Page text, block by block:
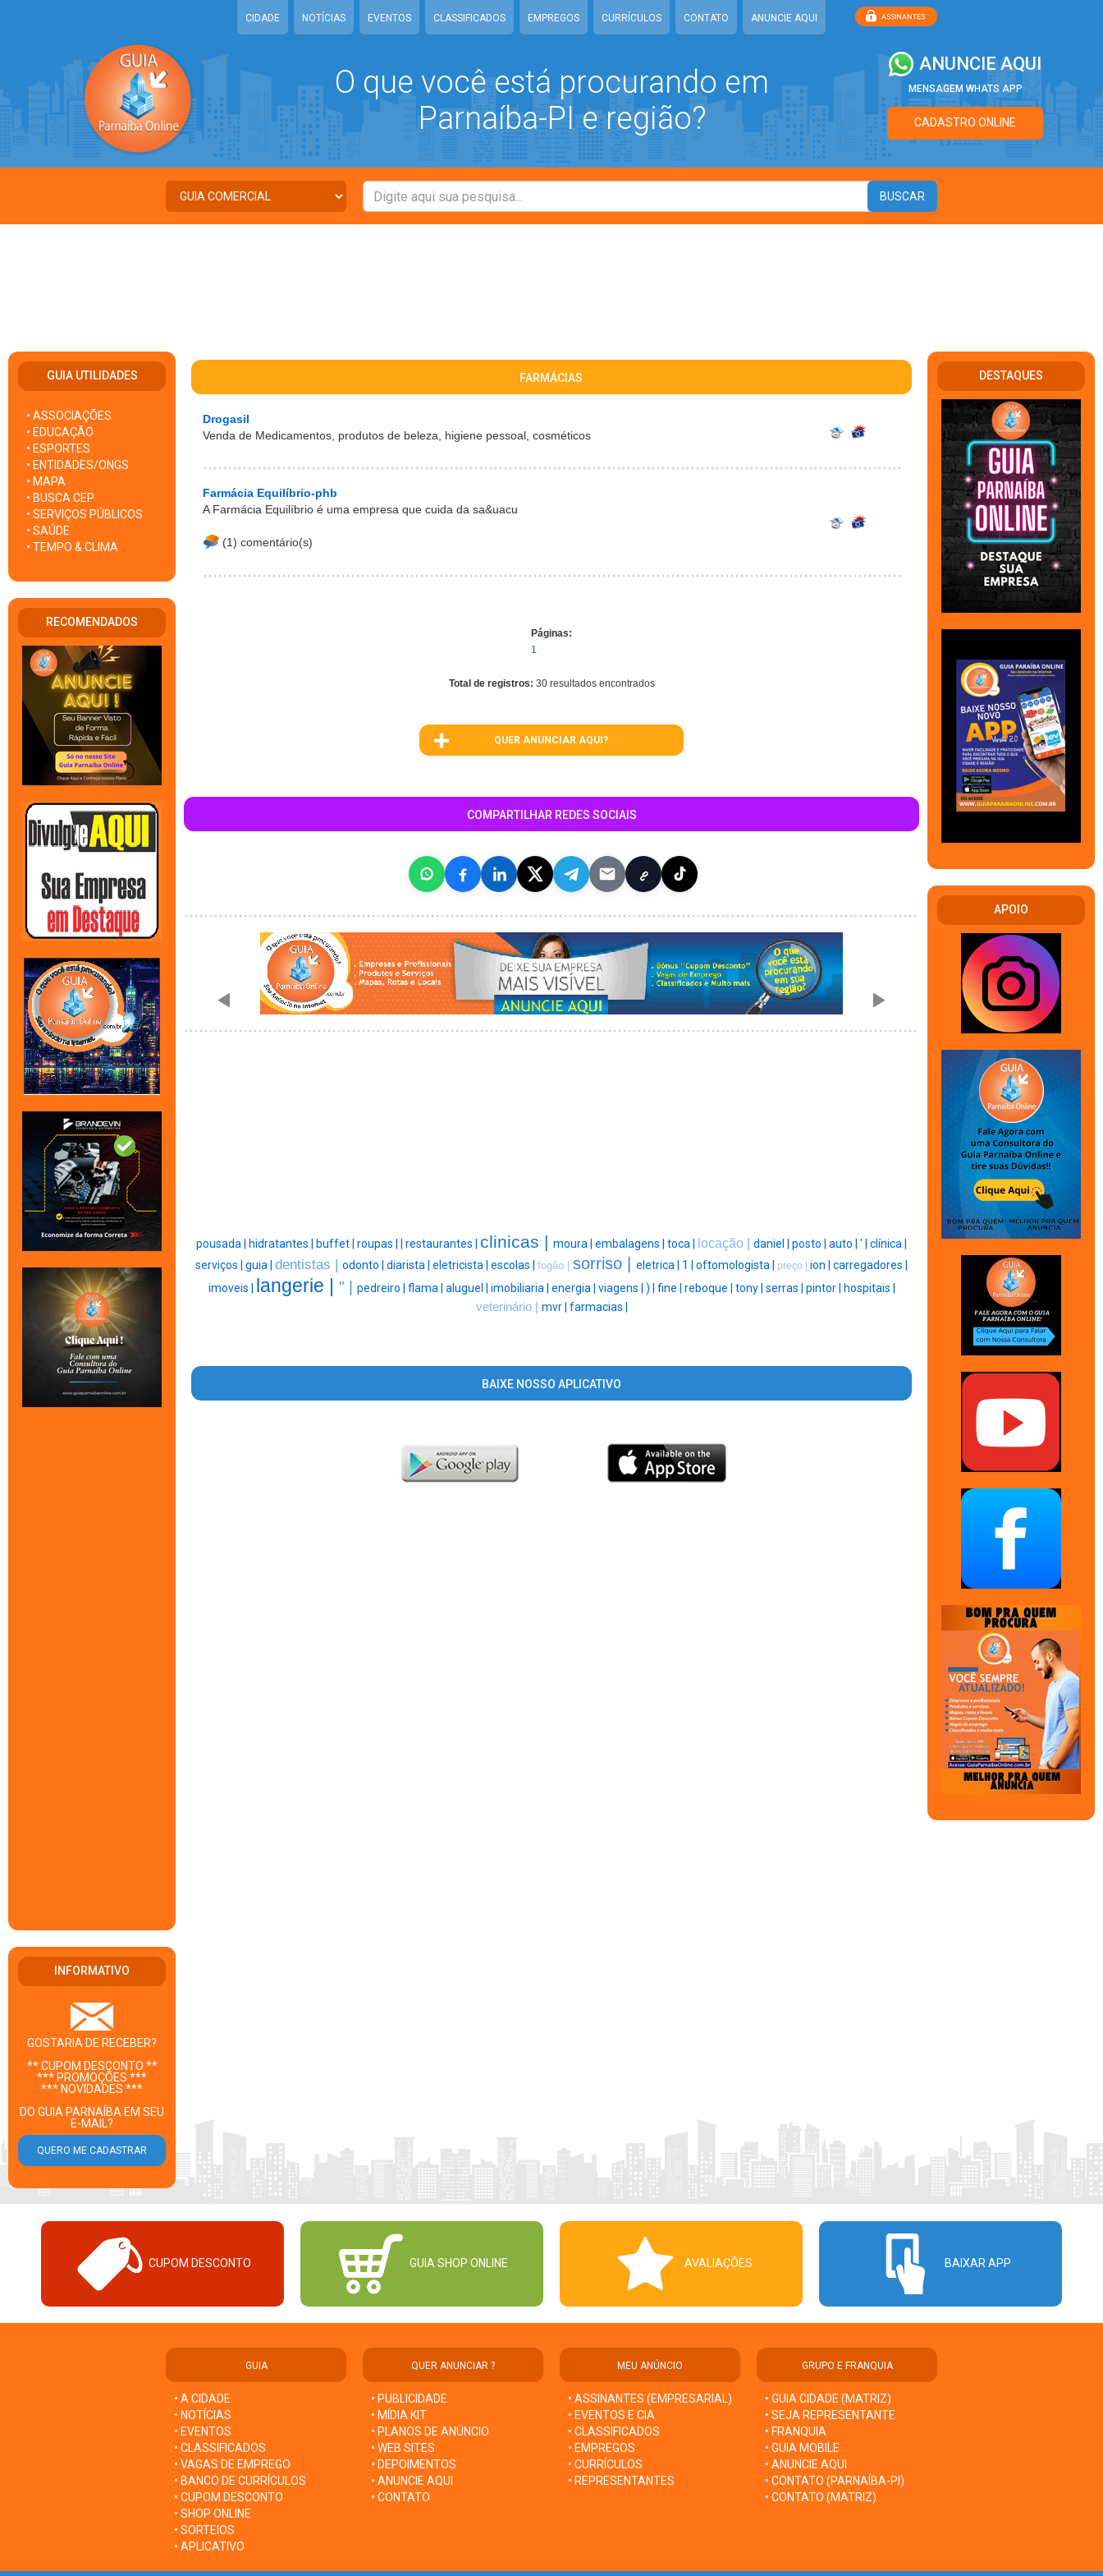
CIDADE NOTÍCIAS EVENTOS CLASSIFICADOS EMPREGOS CURRÍCULOS CONTATO ANUNCIE AQUI
O que você está procurando em
Parnaíba-PI e região?
ANUNCIE AQUI
MENSAGEM WHATS APP
CADASTRO ONLINE
GUIA UTILIDADES
• ASSOCIAÇÕES
• EDUCAÇÃO
• ESPORTES
• ENTIDADES/ONGS
• MAPA
• BUSCA CEP
• SERVIÇOS PÚBLICOS
• SAÚDE
• TEMPO & CLIMA
RECOMENDADOS
INFORMATIVO
GOSTARIA DE RECEBER?
** CUPOM DESCONTO **
*** PROMOÇÕES ***
*** NOVIDADES ***
DO GUIA PARNAÍBA EM SEU
E-MAIL?
FARMÁCIAS
Drogasil
Venda de Medicamentos, produtos de beleza, higiene pessoal, cosméticos
Farmácia Equilíbrio-phb
A Farmácia Equilíbrio é uma empresa que cuida da sa&uacu
(1) comentário(s)
Páginas:
1
Total de registros: 30 resultados encontrados
QUER ANUNCIAR AQUI?
COMPARTILHAR REDES SOCIAIS
pousada | hidratantes | buffet | roupas | restaurantes | clinicas | moura | embalagens | toca | locação | daniel | posto | auto | ' | clínica |
serviços | guia | dentistas | odonto | diarista | eletricista | escolas | fogão | sorriso | eletrica | 1 | oftomologista | preço | ion | carregadores |
imoveis |
langerie | " | pedreiro | flama | aluguel | imobiliaria | energia | viagens | ) | fine | reboque | tony | serras | pintor |
hospitais |
veterinário | mvr | farmacias |
BAIXE NOSSO APLICATIVO
DESTAQUES
APOIO
CUPOM DESCONTO GUIA SHOP ONLINE AVALIAÇÕES BAIXAR APP
GUIA
• A CIDADE
• NOTÍCIAS
• EVENTOS
• CLASSIFICADOS
• VAGAS DE EMPREGO
• BANCO DE CURRÍCULOS
• CUPOM DESCONTO
• SHOP ONLINE
• SORTEIOS
• APLICATIVO
QUER ANUNCIAR ?
• PUBLICIDADE
• MÍDIA KIT
• PLANOS DE ANÚNCIO
• WEB SITES
• DEPOIMENTOS
• ANUNCIE AQUI
• CONTATO
MEU ANÚNCIO
• ASSINANTES (EMPRESARIAL)
• EVENTOS E CIA
• CLASSIFICADOS
• EMPREGOS
• CURRÍCULOS
• REPRESENTANTES
GRUPO E FRANQUIA
• GUIA CIDADE (MATRIZ)
• SEJA REPRESENTANTE
• FRANQUIA
• GUIA MOBILE
• ANUNCIE AQUI
• CONTATO (PARNAÍBA-PI)
• CONTATO (MATRIZ)